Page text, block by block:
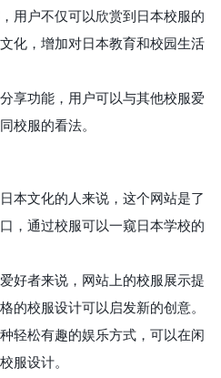
用户不仅可以欣赏到日本校服的
化，增加对日本教育和校园生活
享功能，用户可以与其他校服爱
校服的看法。
本文化的人来说，这个网站是了
，通过校服可以一窥日本学校的
好者来说，网站上的校服展示提
的校服设计可以启发新的创意。
轻松有趣的娱乐方式，可以在闲
服设计。